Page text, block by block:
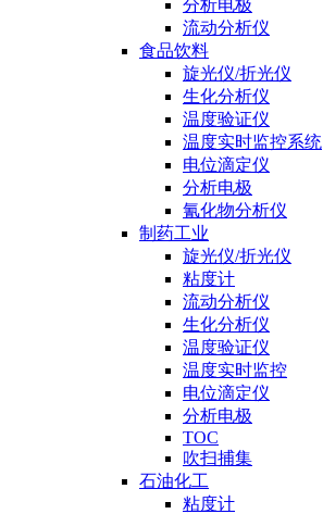
分析电极
流动分析仪
食品饮料
旋光仪/折光仪
生化分析仪
温度验证仪
温度实时监控系统
电位滴定仪
分析电极
氰化物分析仪
制药工业
旋光仪/折光仪
粘度计
流动分析仪
生化分析仪
温度验证仪
温度实时监控
电位滴定仪
分析电极
TOC
吹扫捕集
石油化工
粘度计